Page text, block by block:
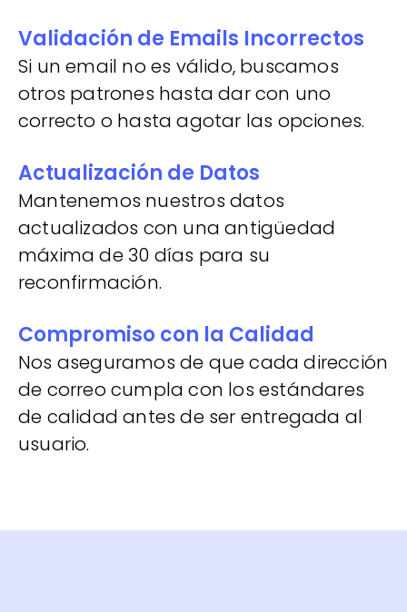
Validación de Emails Incorrectos
Si un email no es válido, buscamos
otros patrones hasta dar con uno
correcto o hasta agotar las opciones.
Actualización de Datos
Mantenemos nuestros datos
actualizados con una antigüedad
máxima de 30 días para su
reconfirmación.
Compromiso con la Calidad
Nos aseguramos de que cada dirección
de correo cumpla con los estándares
de calidad antes de ser entregada al
usuario.